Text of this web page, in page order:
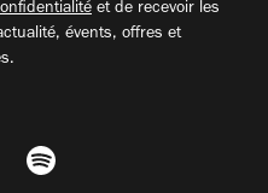
et de recevoir les
évents, offres et